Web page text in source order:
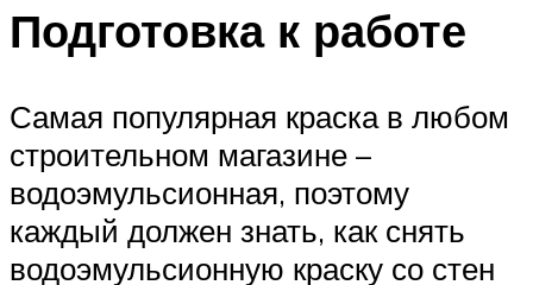
Подготовка к работе
Самая популярная краска в любом
строительном магазине –
водоэмульсионная, поэтому
каждый должен знать, как снять
водоэмульсионную краску со стен